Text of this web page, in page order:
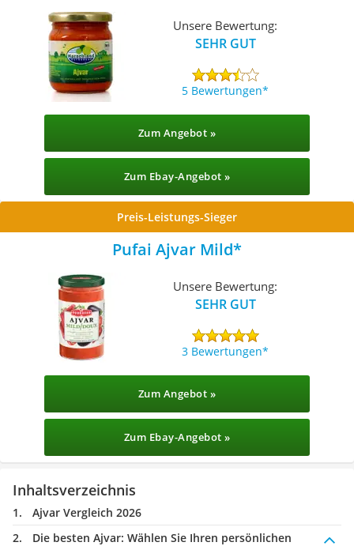
Unsere Bewertung:
SEHR GUT
5 Bewertungen
Zum Angebot »
Zum Ebay-Angebot »
Preis-Leistungs-Sieger
Pufai Ajvar Mild
Unsere Bewertung:
SEHR GUT
3 Bewertungen
Zum Angebot »
Zum Ebay-Angebot »
Inhaltsverzeichnis
Ajvar Vergleich 2026
Die besten Ajvar: Wählen Sie Ihren persönlichen